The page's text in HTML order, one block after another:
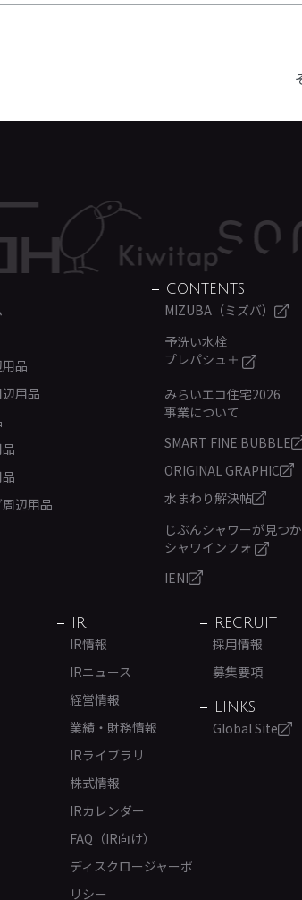
品
用品
辺用品
CONTENTS
MIZUBA（ミズバ）
予洗い水栓
プレパシュ＋
みらいエコ住宅2026
事業について
SMART FINE BUBBLE
ORIGINAL GRAPHIC
水まわり解決帖
じぶんシャワーが見つ
シャワインフォ
IENI
IR
IR情報
IRニュース
経営情報
業績・財務情報
IRライブラリ
株式情報
IRカレンダー
FAQ（IR向け）
ディスクロージャーポ
リシー
RECRUIT
採用情報
募集要項
LINKS
Global Site